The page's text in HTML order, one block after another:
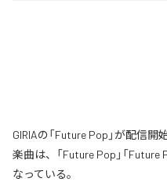
GIRIAの「Future Pop」が配信
楽曲は、「Future Pop」「
なっている。